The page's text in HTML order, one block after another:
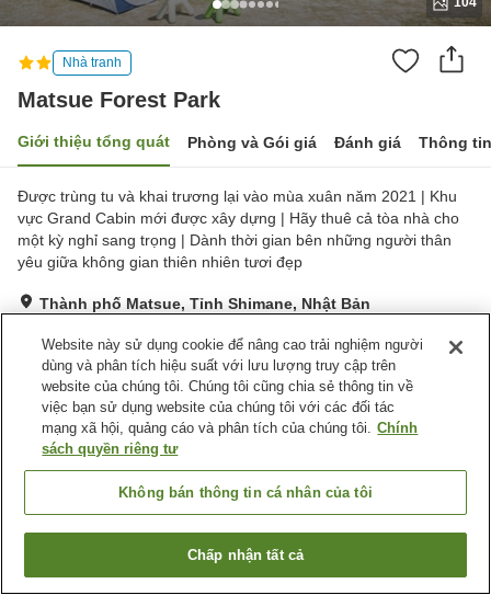
Nhà tranh
Matsue Forest Park
Giới thiệu tổng quát Phòng và Gói giá Đánh giá Thông
Được trùng tu và khai trương lại vào mùa xuân năm 2021 | Khu
vực Grand Cabin mới được xây dựng | Hãy thuê cả tòa nhà cho
một kỳ nghỉ sang trọng | Dành thời gian bên những người thân
yêu giữa không gian thiên nhiên tươi đẹp
Thành phố Matsue, Tỉnh Shimane, Nhật Bản
Xuất sắc Đánh giá:70lượt
Tiện nghi chỗ nghỉ
Bãi đỗ xe
Trang chủ Nhật Bản Tỉnh Shimane
Thành phố Matsue
Tìm phòng trống
Website này sử dụng cookie để nâng cao trải nghiệm người
dùng và phân tích hiệu suất với lưu lượng truy cập trên
website của chúng tôi. Chúng tôi cũng chia sẻ thông tin về
việc bạn sử dụng website của chúng tôi với các đối tác
mạng xã hội, quảng cáo và phân tích của chúng tôi. Chính
sách quyền riêng tư
Không bán thông tin cá nhân của tôi
Chấp nhận tất cả